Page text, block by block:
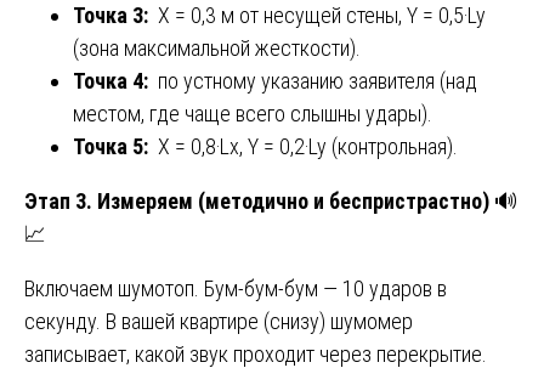
Точка 3: X = 0,3 м от несущей стены, Y = 0,5·Ly
(зона максимальной жесткости).
Точка 4: по устному указанию заявителя (над
местом, где чаще всего слышны удары).
Точка 5: X = 0,8·Lx, Y = 0,2·Ly (контрольная).
Этап 3. Измеряем (методично и беспристрастно) 🔊
📈
Включаем шумотоп. Бум-бум-бум — 10 ударов в
секунду. В вашей квартире (снизу) шумомер
записывает, какой звук проходит через перекрытие.